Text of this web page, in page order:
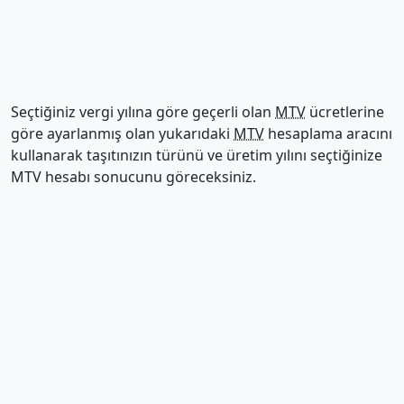
Seçtiğiniz vergi yılına göre geçerli olan MTV ücretlerine
göre ayarlanmış olan yukarıdaki MTV hesaplama aracını
kullanarak taşıtınızın türünü ve üretim yılını seçtiğinize
MTV hesabı sonucunu göreceksiniz.